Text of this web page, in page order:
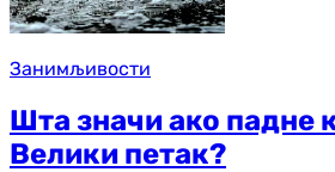
Занимљивости
Шта значи ако падне
Велики петак?